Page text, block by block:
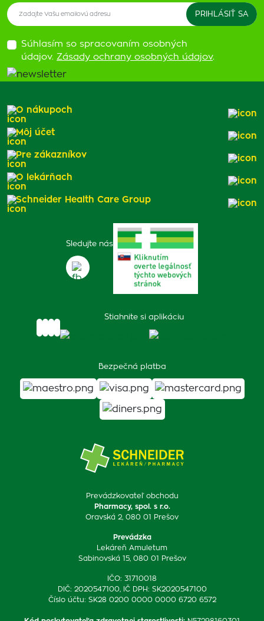
Súhlasím so spracovaním osobných
údajov. Zásady ochrany osobných údajov.
Prevádzkovateľ obchodu
Pharmacy, spol. s r.o.
Oravská 2, 080 01 Prešov
Prevádzka
Lekáreň Amuletum
Sabinovská 15, 080 01 Prešov
IČO: 31710018
DIČ: 2020547100, IČ DPH: SK2020547100
Číslo účtu: SK28 0200 0000 0000 6720 6572
Sledujte nás
Stiahnite si aplikáciu
Bezpečná platba
O nákupoch
Môj účet
Pre zákazníkov
O lekárňach
Schneider Health Care Group